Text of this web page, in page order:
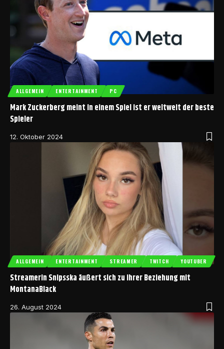
ALLGEMEIN ENTERTAINMENT PC
Mark Zuckerberg meint in einem Spiel ist er weltweit der beste
Spieler
12. Oktober 2024
ALLGEMEIN ENTERTAINMENT STREAMER TWITCH YOUTUBER
Streamerin Snipsska äußert sich zu ihrer Beziehung mit
MontanaBlack
26. August 2024